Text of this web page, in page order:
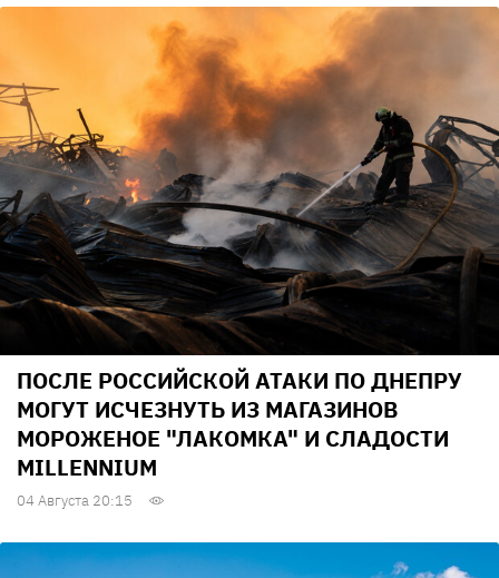
ПОСЛЕ РОССИЙСКОЙ АТАКИ ПО ДНЕПРУ
МОГУТ ИСЧЕЗНУТЬ ИЗ МАГАЗИНОВ
МОРОЖЕНОЕ "ЛАКОМКА" И СЛАДОСТИ
MILLENNIUM
04 Августа 20:15